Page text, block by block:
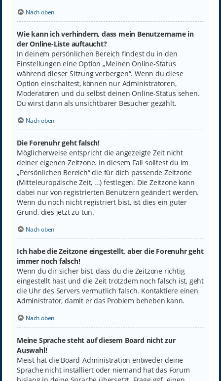
Nach oben
Wie kann ich verhindern, dass mein Benutzername in
der Online-Liste auftaucht?
In deinem persönlichen Bereich findest du in den
Einstellungen eine Option „Meinen Online-Status
während dieser Sitzung verbergen“. Wenn du diese
Option einschaltest, können nur Administratoren,
Moderatoren und du selbst deinen Online-Status sehen.
Du wirst dann als unsichtbarer Besucher gezählt.
Nach oben
Die Forenuhr geht falsch!
Möglicherweise entspricht die angezeigte Zeit nicht
deiner eigenen Zeitzone. In diesem Fall solltest du im
„Persönlichen Bereich“ die für dich passende Zeitzone
(Mitteleuropäische Zeit, ...) festlegen. Die Zeitzone kann
dabei nur von registrierten Benutzern geändert werden.
Wenn du noch nicht registriert bist, ist dies ein guter
Grund, dies jetzt zu tun.
Nach oben
Ich habe die Zeitzone eingestellt, aber die Forenuhr geht
immer noch falsch!
Wenn du dir sicher bist, dass du die Zeitzone richtig
eingestellt hast und die Zeit trotzdem noch falsch ist, geht
die Uhr des Servers vermutlich falsch. Kontaktiere einen
Administrator, damit er das Problem beheben kann.
Nach oben
Meine Sprache steht auf diesem Board nicht zur
Auswahl!
Meist hat die Board-Administration entweder deine
Sprache nicht installiert oder niemand hat das Forum